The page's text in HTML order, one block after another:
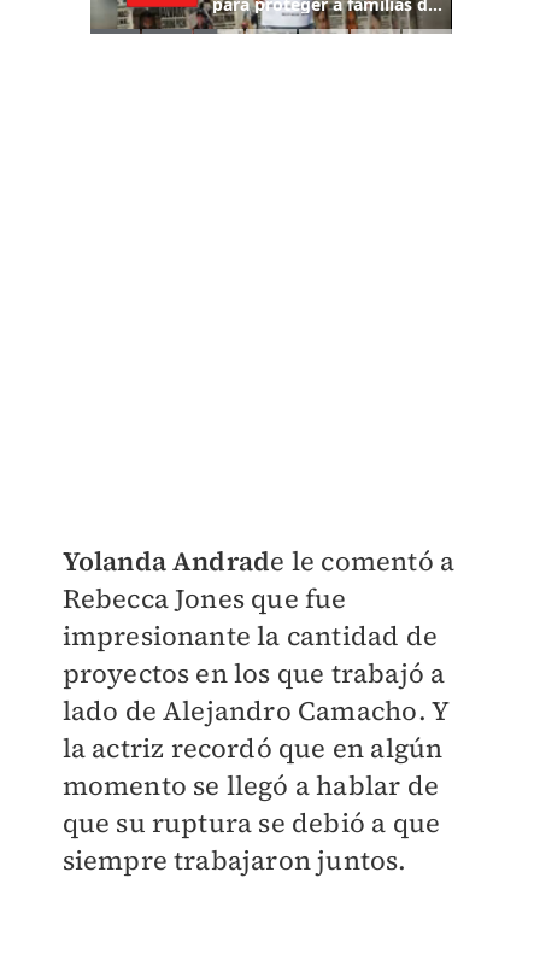
Yolanda Andrade le comentó a
Rebecca Jones que fue
impresionante la cantidad de
proyectos en los que trabajó a
lado de Alejandro Camacho. Y
la actriz recordó que en algún
momento se llegó a hablar de
que su ruptura se debió a que
siempre trabajaron juntos.